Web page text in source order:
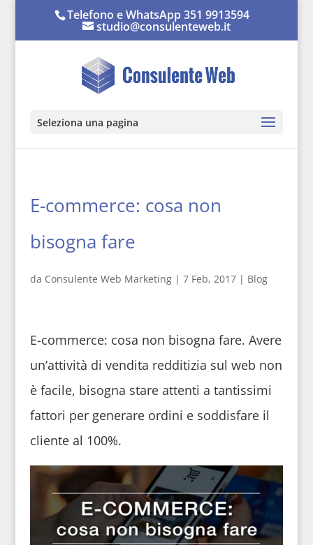
Telefono e WhatsApp 351 9913594
studio@consulenteweb.it
Seleziona una pagina
E-commerce: cosa non
bisogna fare
da Consulente Web Marketing| 7 Feb, 2017| Blog
E-commerce: cosa non bisogna fare. Avere
un’attività di vendita redditizia sul web non
è facile, bisogna stare attenti a tantissimi
fattori per generare ordini e soddisfare il
cliente al 100%.